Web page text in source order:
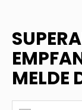
MELDE